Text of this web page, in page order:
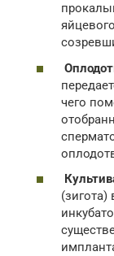
чего
(зигота)